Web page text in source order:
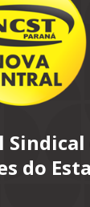
Sindical
do